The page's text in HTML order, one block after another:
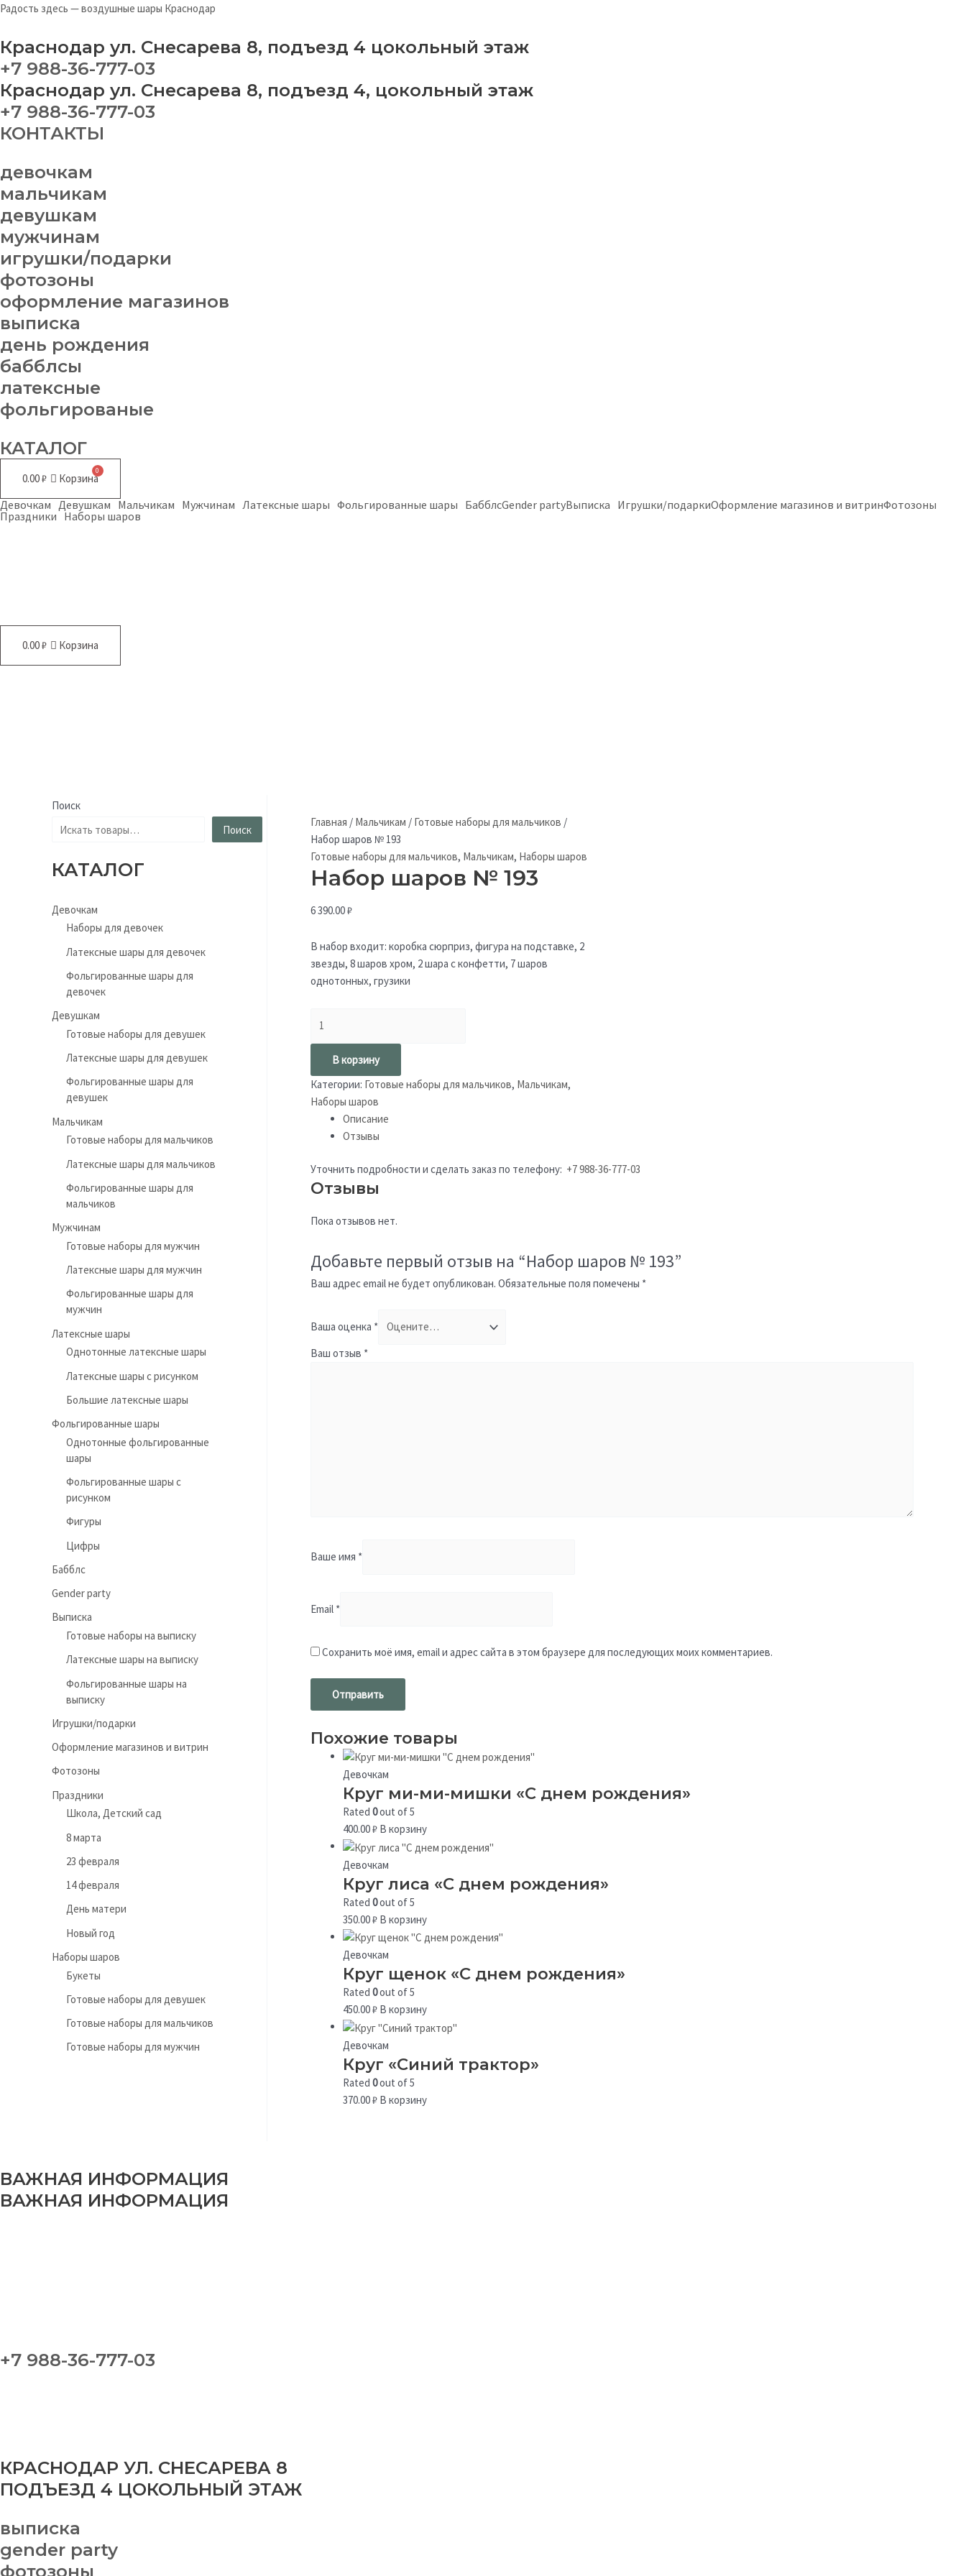
Перейти
содержимому
Радость здесь — воздушные шары Краснодар
Краснодар ул. Снесарева 8, подъезд 4 цокольный этаж
+7 988-36-777-03
Краснодар ул. Снесарева 8, подъезд 4, цокольный этаж
+7 988-36-777-03
КОНТАКТЫ
девочкам
мальчикам
девушкам
мужчинам
игрушки/подарки
фотозоны
оформление магазинов
выписка
день рождения
бабблсы
латексные
фольгированые
КАТАЛОГ
0.00₽ Корзина
Девочкам Девушкам Мальчикам Мужчинам Латексные шары Фольгированные шары БабблсGender partyВыписка Игрушки/подаркиОформление магазинов и витринФотозоны
Праздники Наборы шаров
0.00₽ Корзина
Поиск
Поиск
КАТАЛОГ
Девочкам
Наборы для девочек
Латексные шары для девочек
Фольгированные шары для
девочек
Девушкам
Готовые наборы для девушек
Латексные шары для девушек
Фольгированные шары для
девушек
Мальчикам
Готовые наборы для мальчиков
Латексные шары для мальчиков
Фольгированные шары для
мальчиков
Мужчинам
Готовые наборы для мужчин
Латексные шары для мужчин
Фольгированные шары для
мужчин
Латексные шары
Однотонные латексные шары
Латексные шары с рисунком
Большие латексные шары
Фольгированные шары
Однотонные фольгированные
шары
Фольгированные шары с
рисунком
Фигуры
Цифры
Бабблс
Gender party
Выписка
Готовые наборы на выписку
Латексные шары на выписку
Фольгированные шары на
выписку
Игрушки/подарки
Оформление магазинов и витрин
Фотозоны
Праздники
Школа, Детский сад
8 марта
23 февраля
14 февраля
День матери
Новый год
Наборы шаров
Букеты
Готовые наборы для девушек
Готовые наборы для мальчиков
Готовые наборы для мужчин
Главная / Мальчикам / Готовые наборы для мальчиков /
Набор шаров № 193
Готовые наборы для мальчиков, Мальчикам, Наборы шаров
Набор шаров № 193
6 390.00₽
В набор входит: коробка сюрприз, фигура на подставке, 2
звезды, 8 шаров хром, 2 шара с конфетти, 7 шаров
однотонных, грузики
№
В корзину
Категории: Готовые наборы для мальчиков, Мальчикам,
Наборы шаров
Описание
Отзывы
Уточнить подробности и сделать заказ по телефону: +7 988-36-777-03
Отзывы
Пока отзывов нет.
Добавьте первый отзыв на “Набор шаров № 193”
Ваш адрес email не будет опубликован. Обязательные поля помечены *
Ваша оценка *
Ваш отзыв *
Ваше имя *
Email *
Сохранить моё имя, email и адрес сайта в этом браузере для последующих моих комментариев.
Похожие товары
Девочкам
Круг ми-ми-мишки «С днем рождения»
Rated 0out of 5
400.00₽ В корзину
Девочкам
Круг лиса «С днем рождения»
Rated 0out of 5
350.00₽ В корзину
Девочкам
Круг щенок «С днем рождения»
Rated 0out of 5
450.00₽ В корзину
Девочкам
Круг «Синий трактор»
Rated 0out of 5
370.00₽ В корзину
ВАЖНАЯ ИНФОРМАЦИЯ
ВАЖНАЯ ИНФОРМАЦИЯ
+7 988-36-777-03
КРАСНОДАР УЛ. СНЕСАРЕВА 8
ПОДЪЕЗД 4 ЦОКОЛЬНЫЙ ЭТАЖ
выписка
gender party
фотозоны